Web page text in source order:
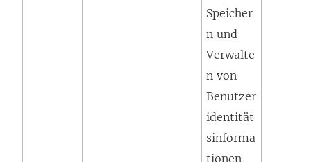
Speicher
n und
Verwalte
n von
Benutzer
identität
sinforma
tionen